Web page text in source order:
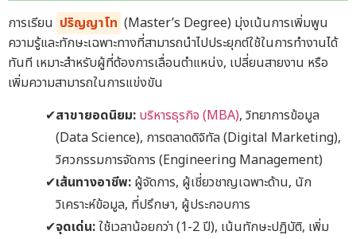
การเรียน ปริญญาโท (Master’s Degree) มุ่งเน้นการเพิ่มพูน
ความรู้และทักษะเฉพาะทางที่สามารถนำไปประยุกต์ใช้ในการทำงานได้
ทันที เหมาะสำหรับผู้ที่ต้องการเลื่อนตำแหน่ง, เปลี่ยนสายงาน หรือ
เพิ่มความสามารถในการแข่งขัน
สาขายอดนิยม: บริหารธุรกิจ (MBA), วิทยาการข้อมูล
(Data Science), การตลาดดิจิทัล (Digital Marketing),
วิศวกรรมการจัดการ (Engineering Management)
เส้นทางอาชีพ: ผู้จัดการ, ผู้เชี่ยวชาญเฉพาะด้าน, นัก
วิเคราะห์ข้อมูล, ที่ปรึกษา, ผู้ประกอบการ
จุดเด่น:ใช้เวลาน้อยกว่า (1-2 ปี), เน้นทักษะปฏิบัติ, เพิ่ม